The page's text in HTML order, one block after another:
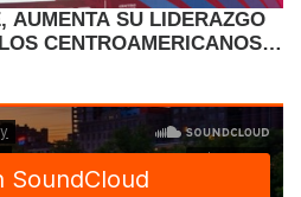
AUMENTA SU LIDERAZGO
CENTROAMERICANOS Y